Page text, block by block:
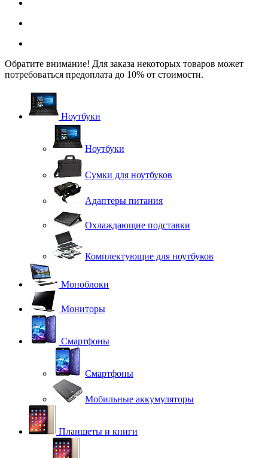
Обратите внимание! Для заказа некоторых товаров может
потребоваться предоплата до 10% от стоимости.
Ноутбуки
Ноутбуки
Сумки для ноутбуков
Адаптеры питания
Охлаждающие подставки
Комплектующие для ноутбуков
Моноблоки
Мониторы
Смартфоны
Смартфоны
Мобильные аккумуляторы
Планшеты и книги